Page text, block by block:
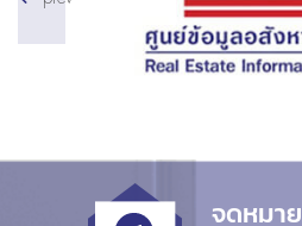
จดหมา